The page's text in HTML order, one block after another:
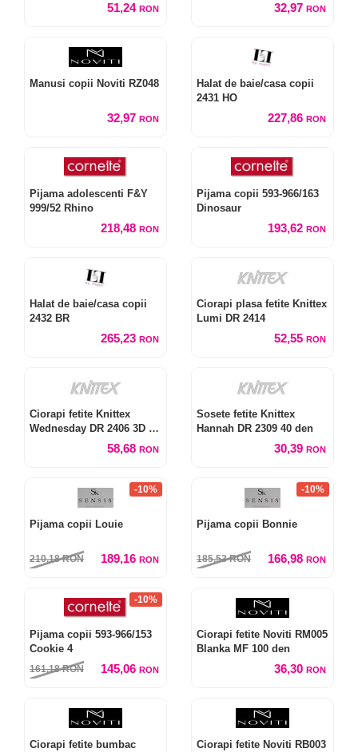
51,24 RON 32,97 RON
Manusi copii Noviti RZ048
32,97 RON
Halat de baie/casa copii
2431 HO
227,86 RON
Pijama adolescenti F&Y
999/52 Rhino
218,48 RON
Pijama copii 593-966/163
Dinosaur
193,62 RON
Halat de baie/casa copii
2432 BR
265,23 RON
Ciorapi plasa fetite Knittex
Lumi DR 2414
52,55 RON
Ciorapi fetite Knittex
Wednesday DR 2406 3D 40
58,68 RON
Sosete fetite Knittex
Hannah DR 2309 40 den
30,39 RON
-10%
Pijama copii Louie
210,18RON 189,16 RON
-10%
Pijama copii Bonnie
185,53RON 166,98 RON
-10%
Pijama copii 593-966/153
Cookie 4
161,18RON 145,06 RON
Ciorapi fetite Noviti RM005
Blanka MF 100 den
36,30 RON
Ciorapi fetite bumbac
Ciorapi fetite Noviti RB003